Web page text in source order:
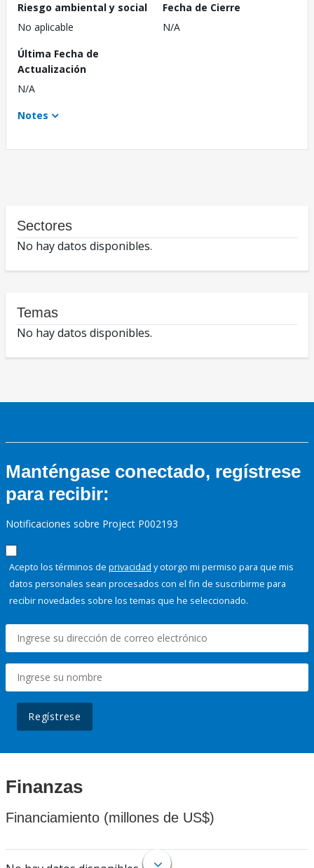
Riesgo ambiental y social
No aplicable
Fecha de Cierre
N/A
Última Fecha de
Actualización
N/A
Notes
Sectores
No hay datos disponibles.
Temas
No hay datos disponibles.
Manténgase conectado, regístrese
para recibir:
Notificaciones sobre Project P002193
Acepto los términos de privacidad y otorgo mi permiso para que mis
datos personales sean procesados con el fin de suscribirme para
recibir novedades sobre los temas que he seleccionado.
Regístrese
Finanzas
Financiamiento (millones de US$)